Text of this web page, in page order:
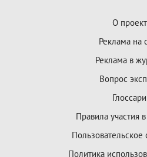
О
Реклама на
Реклама в
Вопрос
Правила участия
Пользовательское
Политика